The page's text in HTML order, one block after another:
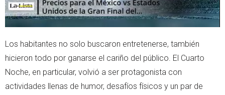
Los habitantes no solo buscaron entretenerse, también
hicieron todo por ganarse el cariño del público. El Cuarto
Noche, en particular, volvió a ser protagonista con
actividades llenas de humor, desafíos físicos y un par de